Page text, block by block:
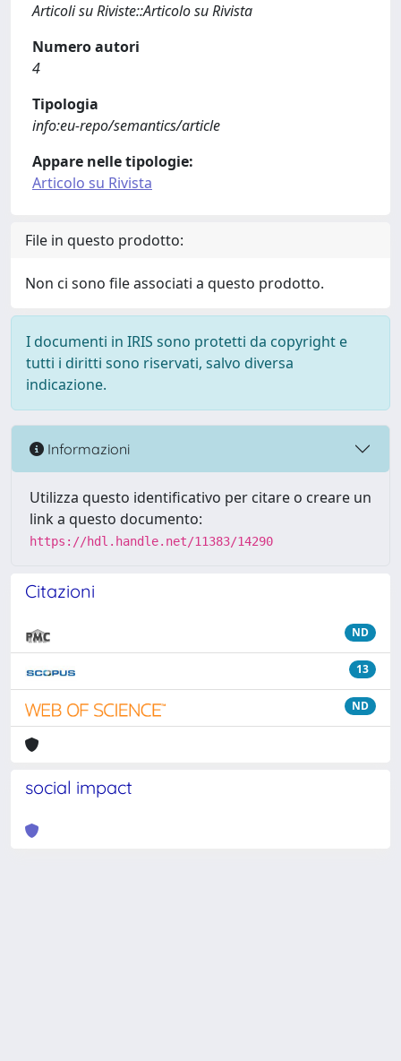
Articoli su Riviste::Articolo su Rivista
Numero autori
4
Tipologia
info:eu-repo/semantics/article
Appare nelle tipologie:
Articolo su Rivista
File in questo prodotto:
Non ci sono file associati a questo prodotto.
I documenti in IRIS sono protetti da copyright e
tutti i diritti sono riservati, salvo diversa
indicazione.
Informazioni
Utilizza questo identificativo per citare o creare un
link a questo documento:
https://hdl.handle.net/11383/14290
Citazioni
ND
13
ND
social impact